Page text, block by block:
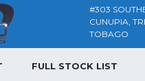
#303
CUNUPIA,
TOBAGO
FULL STOCK LIST